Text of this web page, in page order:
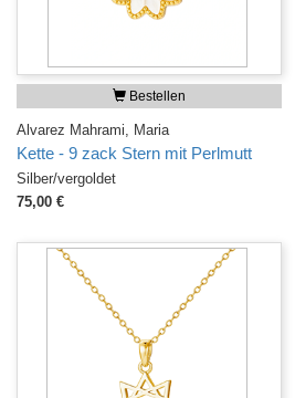
Bestellen
Alvarez Mahrami, Maria
Kette - 9 zack Stern mit Perlmutt
Silber/vergoldet
75,00 €